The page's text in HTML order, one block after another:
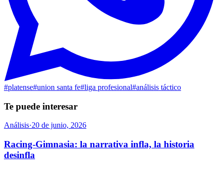
#platense#union santa fe#liga profesional#análisis táctico
Te puede interesar
Análisis·20 de junio, 2026
Racing-Gimnasia: la narrativa infla, la historia
desinfla